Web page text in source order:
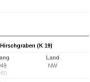
(K 19)
Land
NW